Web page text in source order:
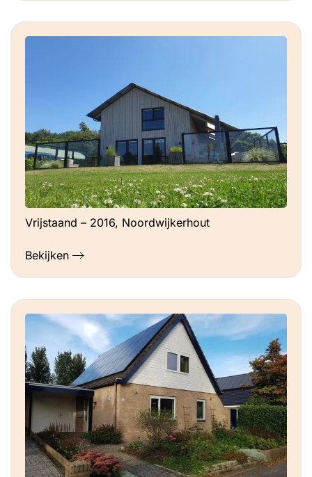
Vrijstaand – 2016, Noordwijkerhout
Bekijken